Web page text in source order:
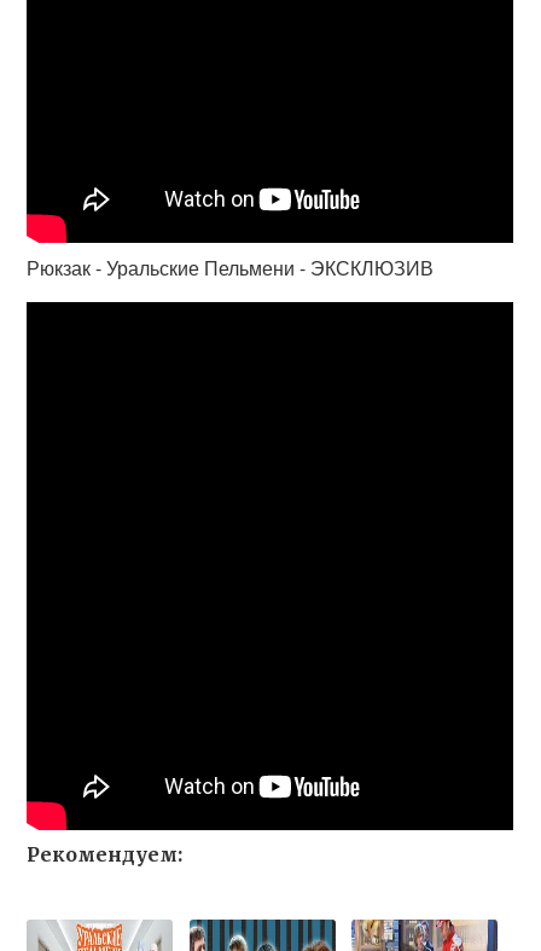
Рюкзак - Уральские Пельмени - ЭКСКЛЮЗИВ
Рекомендуем: